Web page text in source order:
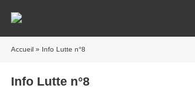
Accueil » Info Lutte n°8
Info Lutte n°8